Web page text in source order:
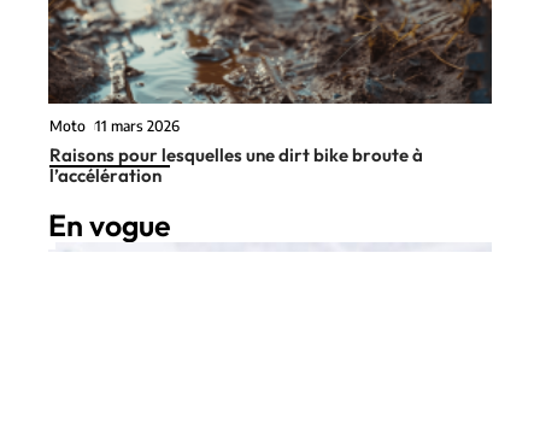
Moto 11 mars 2026
Raisons pour lesquelles une dirt bike broute à
l’accélération
En vogue